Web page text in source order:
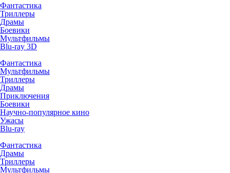
Фантастика
Триллеры
Драмы
Боевики
Мультфильмы
Blu-ray 3D
Фантастика
Мультфильмы
Триллеры
Драмы
Приключения
Боевики
Научно-популярное кино
Ужасы
Blu-ray
Фантастика
Драмы
Триллеры
Мультфильмы